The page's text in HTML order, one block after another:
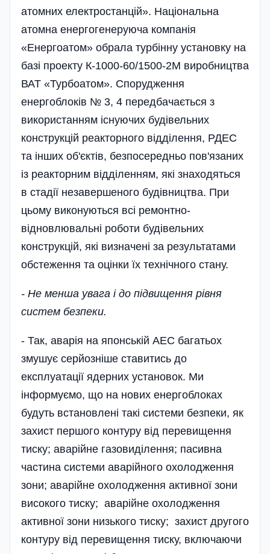
атомних електро­станцій». Національна
атомна енергогенеруюча компанія
«Енергоатом» обрала турбінну установку на
базі проекту К-1000-60/1500-2М виробництва
ВАТ «Турбоатом». Спорудження
енергоблоків № 3, 4 передбачається з
використанням існуючих будівельних
конструкцій реакторного відділення, РДЕС
та інших об'єктів, безпосередньо пов'язаних
із реакторним відділенням, які знаходяться
в стадії незавершеного будівництва. При
цьому виконуються всі ремонтно-
відновлювальні роботи будівельних
конструкцій, які визначені за результатами
обстеження та оцінки їх технічного стану.
- Не менша увага і до підвищення рівня
систем безпеки.
- Так, аварія на японській АЕС багатьох
змушує серйозніше ставитись до
експлуатації ядерних установок. Ми
інформуємо, що на нових енергоблоках
будуть встановлені такі системи безпеки, як
захист першого контуру від перевищення
тиску; аварійне газовиділення; пасивна
частина системи аварійного охолодження
зони; аварійне охолодження активної зони
високого тиску; аварійне охолодження
активної зони низького тиску; захист другого
контуру від перевищення тиску, включаючи